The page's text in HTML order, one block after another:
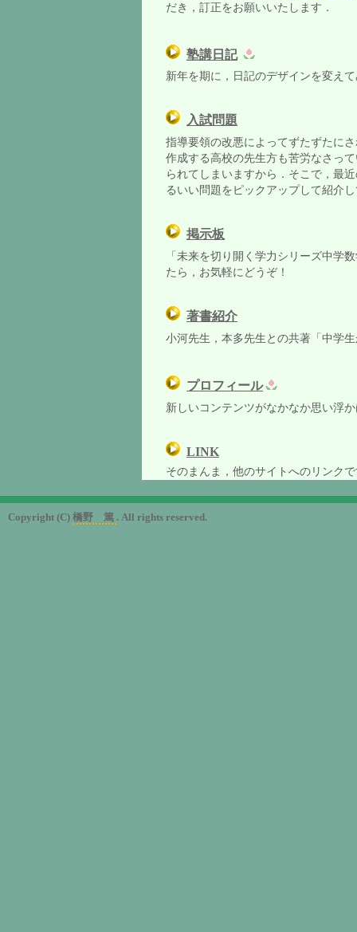
だき，訂正をお願いいたします．
塾講日記
新年を期に，日記のデザインを変え
入試問題
指導要領の改悪によってずたずたに
作成する高校の先生方も苦労なさっ
られてしまいますから．そこで，最
るいい問題をピックアップして紹介
掲示板
「未来を切り開く学力シリーズ中学
たら，お気軽にどうぞ！
著書紹介
小河先生，本多先生との共著「中学
プロフィール
新しいコンテンツがなかなか思い浮
LINK
そのまんま，他のサイトへのリンク
Copyright (C) 橋野 篤 . All rights reserved.